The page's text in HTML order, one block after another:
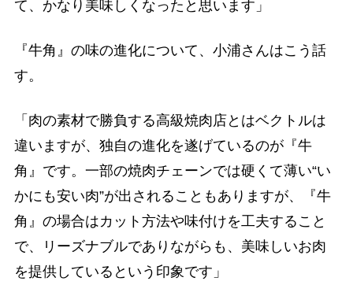
て、かなり美味しくなったと思います」
『牛角』の味の進化について、小浦さんはこう話
す。
「肉の素材で勝負する高級焼肉店とはベクトルは
違いますが、独自の進化を遂げているのが『牛
角』です。一部の焼肉チェーンでは硬くて薄い“い
かにも安い肉”が出されることもありますが、『牛
角』の場合はカット方法や味付けを工夫すること
で、リーズナブルでありながらも、美味しいお肉
を提供しているという印象です」